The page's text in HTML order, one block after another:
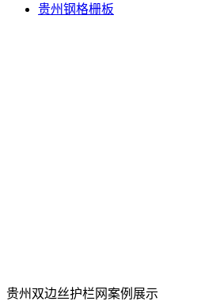
贵州钢格栅板
贵州双边丝护栏网案例展示